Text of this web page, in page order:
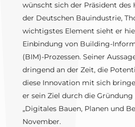
wünscht sich der Präsident des
der Deutschen Bauindustrie,
wichtigstes Element sieht er
Einbindung von Building-
(BIM)-Prozessen. Seiner
dringend an der Zeit, die
diese Innovation mit sich
er sein Ziel durch die
„Digitales Bauen, Planen und
November.